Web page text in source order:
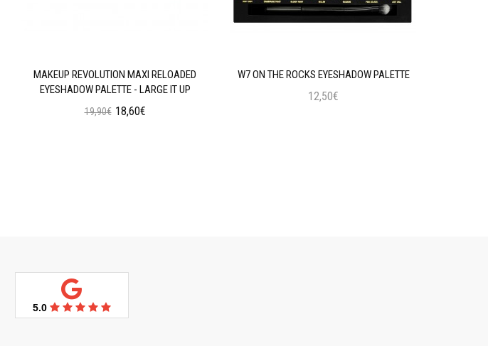
MAKEUP REVOLUTION MAXI RELOADED
EYESHADOW PALETTE - LARGE IT UP
19,90€ 18,60€
W7 ON THE ROCKS EYESHADOW PALETTE
12,50€
5.0